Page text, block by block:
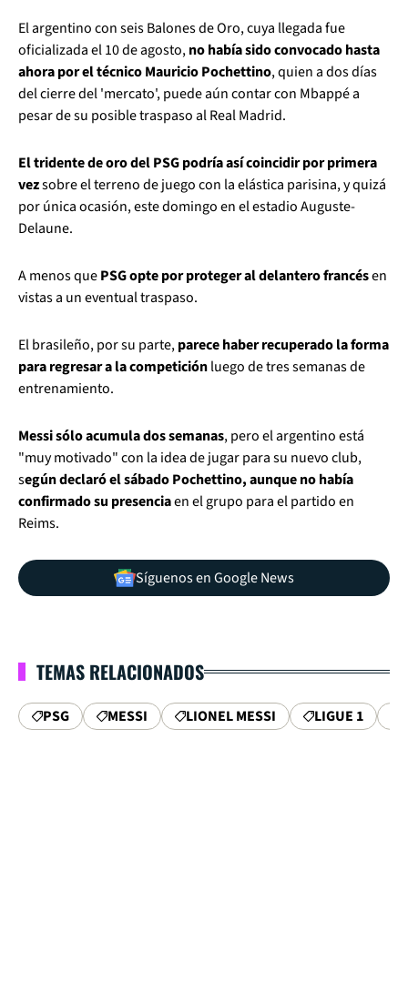
El argentino con seis Balones de Oro, cuya llegada fue
oficializada el 10 de agosto,no había sido convocado hasta
ahora por el técnico Mauricio Pochettino, quien a dos días
del cierre del 'mercato', puede aún contar con Mbappé a
pesar de su posible traspaso al Real Madrid.
El tridente de oro del PSG podría así coincidir por primera
vezsobre el terreno de juego con la elástica parisina, y quizá
por única ocasión, este domingo en el estadio Auguste-
Delaune.
A menos quePSG opte por proteger al delantero francésen
vistas a un eventual traspaso.
El brasileño, por su parte,parece haber recuperado la forma
para regresar a la competiciónluego de tres semanas de
entrenamiento.
Messi sólo acumula dos semanas, pero el argentino está
"muy motivado" con la idea de jugar para su nuevo club,
según declaró el sábado Pochettino, aunque no había
confirmado su presenciaen el grupo para el partido en
Reims.
Síguenos en Google News
TEMAS RELACIONADOS
PSG MESSI LIONEL MESSI LIGUE 1